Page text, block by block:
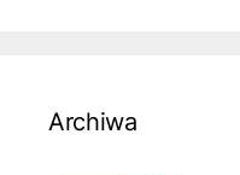
Archiwa